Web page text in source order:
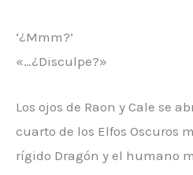
‘¿Mmm?’
«…¿Disculpe?»
Los ojos de Raon y Cale se
cuarto de los Elfos Oscuros
rígido Dragón y el humano